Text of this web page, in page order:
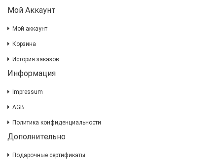
Мой Аккаунт
Мой аккаунт
Корзина
История заказов
Информация
Impressum
AGB
Политика конфиденциальности
Дополнительно
Подарочные сертификаты